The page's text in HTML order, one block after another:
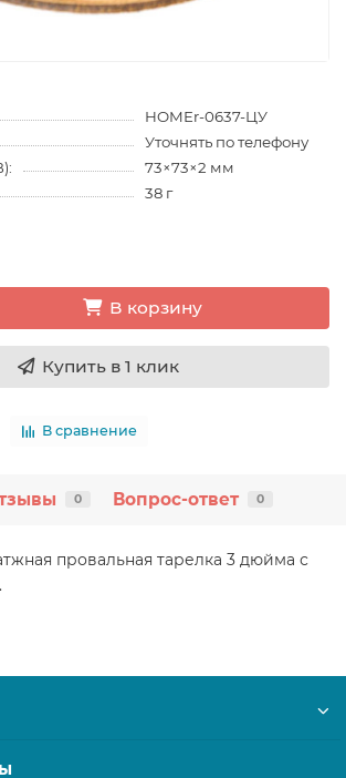
HOMEr-0637-ЦУ
Уточнять по телефону
73×73×2 мм
38 г
В корзину
Купить в 1 клик
В сравнение
0 Вопрос-ответ 0
провальная тарелка 3 дюйма с